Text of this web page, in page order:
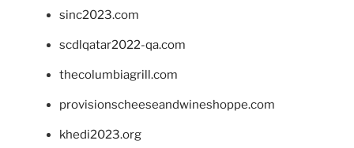
sinc2023.com
scdlqatar2022-qa.com
thecolumbiagrill.com
provisionscheeseandwineshoppe.com
khedi2023.org